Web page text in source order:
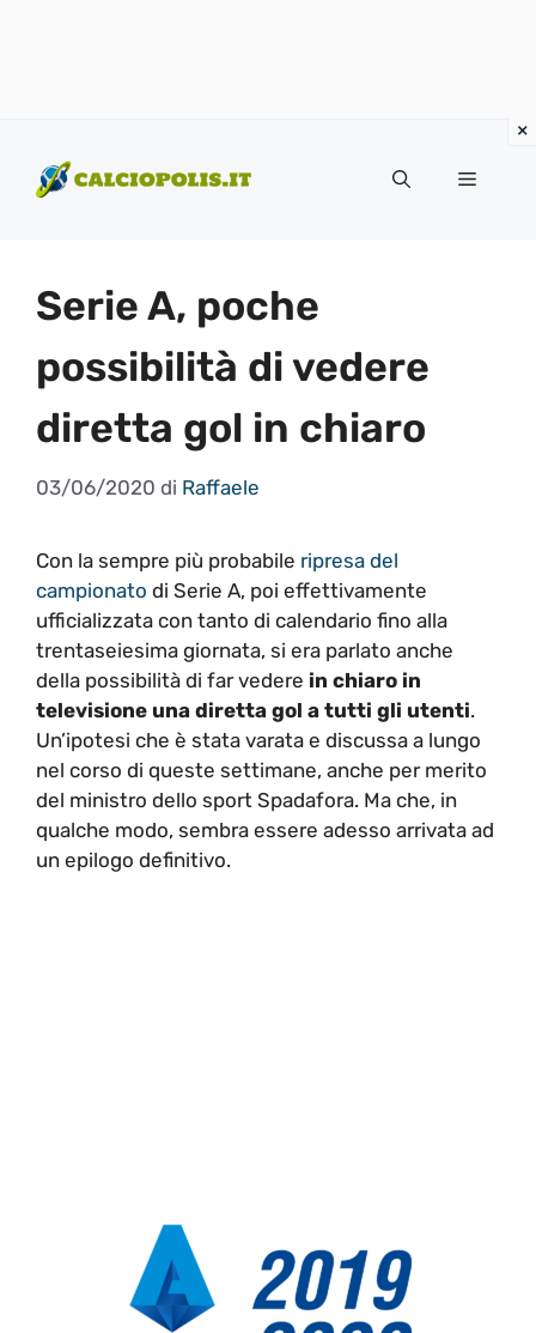
contenuto
Menu
Serie A, poche
possibilità di vedere
diretta gol in chiaro
03/06/2020 di Raffaele
Con la sempre più probabile ripresa del
campionato di Serie A, poi effettivamente
ufficializzata con tanto di calendario fino alla
trentaseiesima giornata, si era parlato anche
della possibilità di far vedere in chiaro in
televisione una diretta gol a tutti gli utenti.
Un’ipotesi che è stata varata e discussa a lungo
nel corso di queste settimane, anche per merito
del ministro dello sport Spadafora. Ma che, in
qualche modo, sembra essere adesso arrivata ad
un epilogo definitivo.